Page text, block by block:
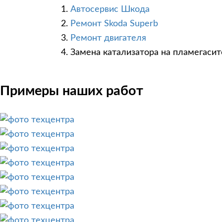
Автосервис Шкода
Ремонт Skoda Superb
Ремонт двигателя
Замена катализатора на
Примеры наших работ